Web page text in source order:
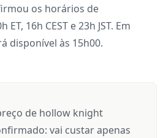
os horários de
16h CEST e 23h JST. Em
disponível às 15h00.
de hollow knight
vai custar apenas